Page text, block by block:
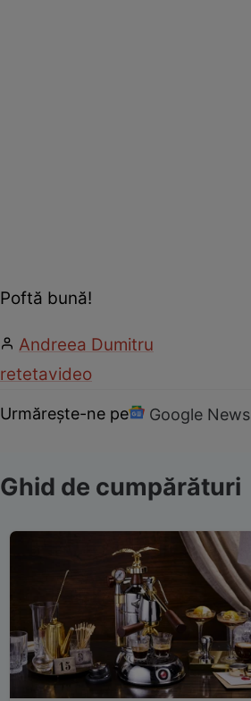
Poftă bună!
Andreea Dumitru
retetavideo
Urmărește-ne pe Google News
Ghid de cumpărături